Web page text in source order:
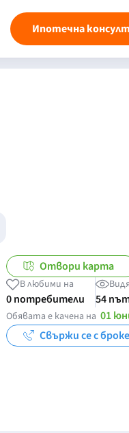
Ипотечна
Отвори карта
В любими на
0 потребители 54
Обявата е качена на 01
Свържи се с